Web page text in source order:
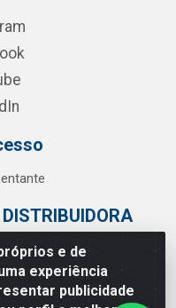
e de
experiência
publicidade